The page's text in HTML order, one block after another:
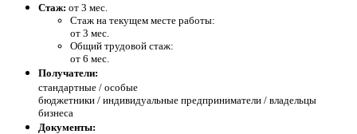
Стаж: от 3 мес.
Стаж на текущем месте работы:
от 3 мес.
Общий трудовой стаж:
от 6 мес.
Получатели:
стандартные / особые
бюджетники / индивидуальные предприниматели / владельцы
бизнеса
Документы: